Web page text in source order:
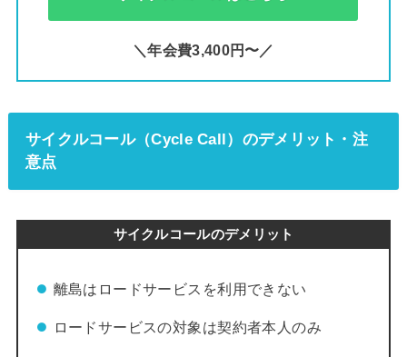
＼年会費3,400円〜／
サイクルコール（Cycle Call）のデメリット・注
意点
サイクルコールのデメリット
離島はロードサービスを利用できない
ロードサービスの対象は契約者本人のみ